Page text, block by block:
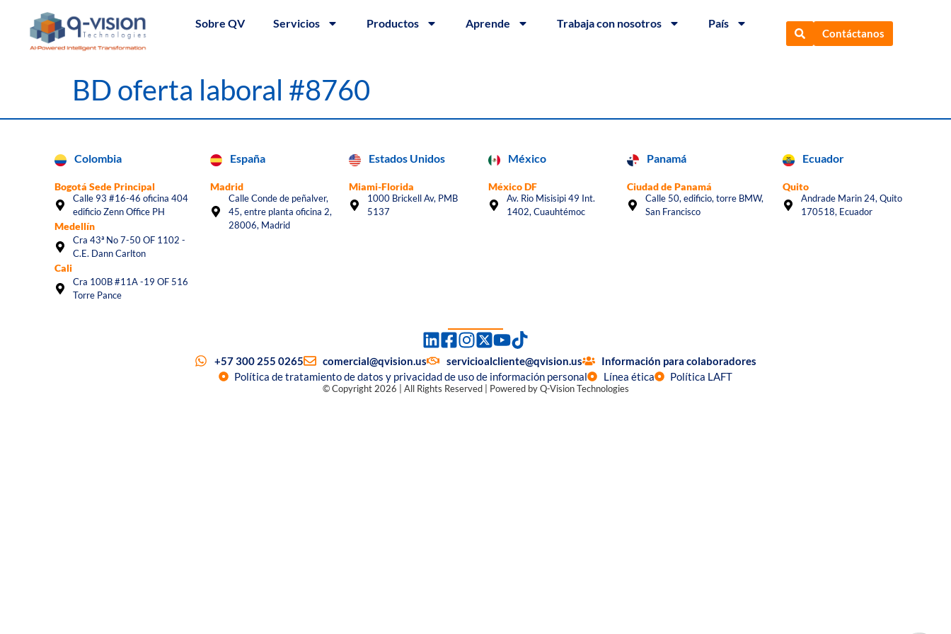
Sobre QV Servicios Productos Aprende Trabaja con nosotros País
Contáctanos
BD oferta laboral #8760
Colombia
Bogotá Sede Principal
Calle 93 #16-46 oficina 404
edificio Zenn Office PH
Medellín
Cra 43ª No 7-50 OF 1102 -
C.E. Dann Carlton
Cali
Cra 100B #11A -19 OF 516
Torre Pance
España
Madrid
Calle Conde de peñalver,
45, entre planta oficina 2,
28006, Madrid
Estados Unidos
Miami-Florida
1000 Brickell Av, PMB
5137
México
México DF
Av. Rio Misisipi 49 Int.
1402, Cuauhtémoc
Panamá
Ciudad de Panamá
Calle 50, edificio, torre BMW,
San Francisco
Ecuador
Quito
Andrade Marin 24, Quito
170518, Ecuador
+57 300 255 0265 comercial@qvision.us servicioalcliente@qvision.us
Información para colaboradores
Política de tratamiento de datos y privacidad de uso de información personal
Línea ética Política LAFT
© Copyright 2026 | All Rights Reserved | Powered by Q-Vision Technologies